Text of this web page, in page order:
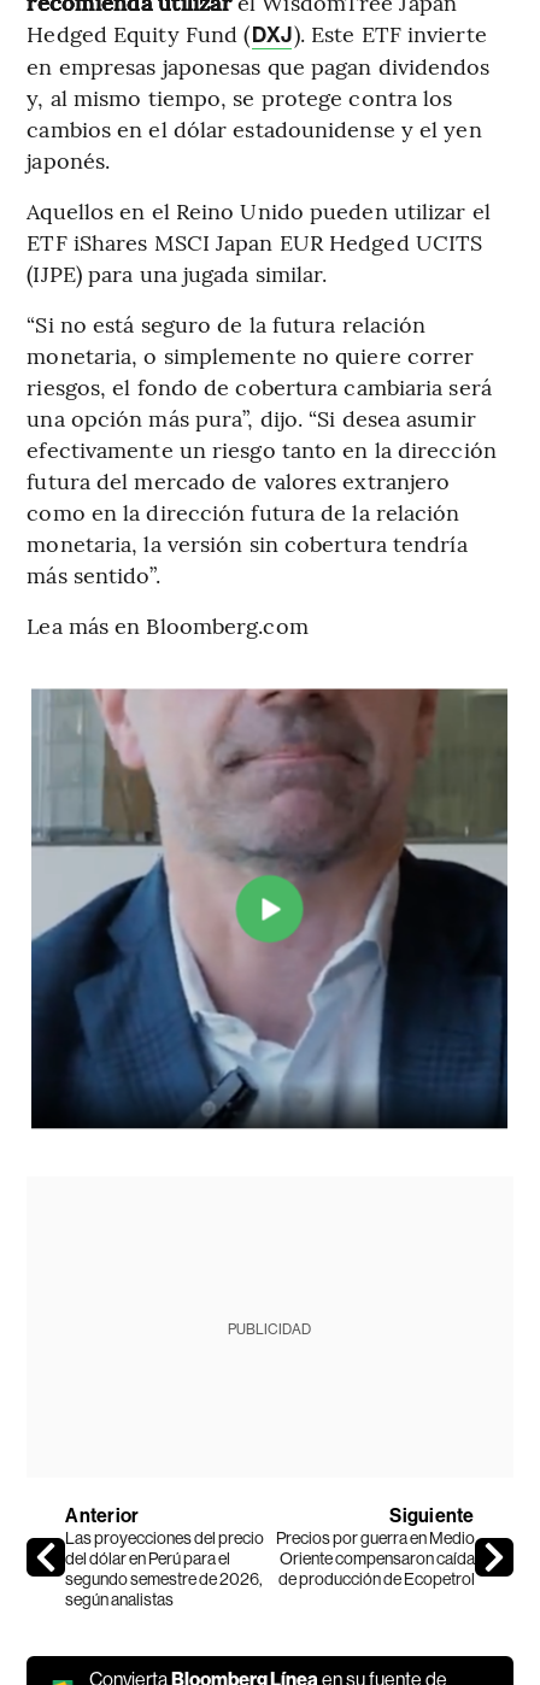
Hedged Equity Fund (DXJ). Este ETF invierte
en empresas japonesas que pagan dividendos
y, al mismo tiempo, se protege contra los
cambios en el dólar estadounidense y el yen
japonés.
Aquellos en el Reino Unido pueden utilizar el
ETF iShares MSCI Japan EUR Hedged UCITS
(IJPE) para una jugada similar.
“Si no está seguro de la futura relación
monetaria, o simplemente no quiere correr
riesgos, el fondo de cobertura cambiaria será
una opción más pura”, dijo. “Si desea asumir
efectivamente un riesgo tanto en la dirección
futura del mercado de valores extranjero
como en la dirección futura de la relación
monetaria, la versión sin cobertura tendría
más sentido”.
Lea más en Bloomberg.com
PUBLICIDAD
Anterior
Las proyecciones del precio
del dólar en Perú para el
segundo semestre de 2026,
según analistas
Siguiente
Precios por guerra en Medio
Oriente compensaron caída
de producción de Ecopetrol
ConviertaBloomberg Línea en su fuente de